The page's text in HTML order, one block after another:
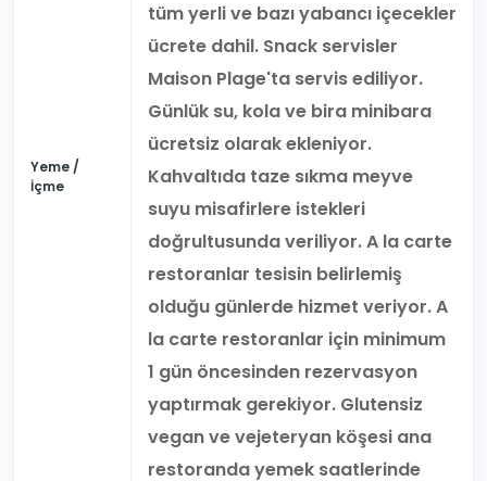
Yeme /
İçme
tüm yerli ve bazı yabancı içecekler
ücrete dahil. Snack servisler
Maison Plage'ta servis ediliyor.
Günlük su, kola ve bira minibara
ücretsiz olarak ekleniyor.
Kahvaltıda taze sıkma meyve
suyu misafirlere istekleri
doğrultusunda veriliyor. A la carte
restoranlar tesisin belirlemiş
olduğu günlerde hizmet veriyor. A
la carte restoranlar için minimum
1 gün öncesinden rezervasyon
yaptırmak gerekiyor. Glutensiz
vegan ve vejeteryan köşesi ana
restoranda yemek saatlerinde